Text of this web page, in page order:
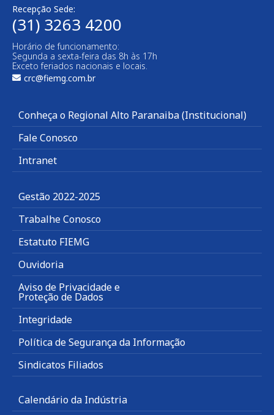
Recepção Sede:
(31) 3263 4200
Horário de funcionamento:
Segunda a sexta-feira das 8h às 17h
Exceto feriados nacionais e locais.
crc@fiemg.com.br
Conheça o Regional Alto Paranaiba (Institucional)
Fale Conosco
Intranet
Gestão 2022-2025
Trabalhe Conosco
Estatuto FIEMG
Ouvidoria
Aviso de Privacidade e
Proteção de Dados
Integridade
Política de Segurança da Informação
Sindicatos Filiados
Calendário da Indústria